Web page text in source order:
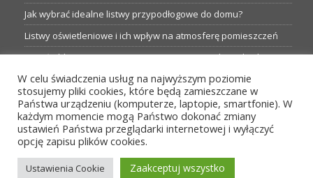
Jak wybrać idealne listwy przypodłogowe do domu?
Listwy oświetleniowe i ich wpływ na atmosferę pomieszczeń
Garaże blaszane: Nieocenione magazyny podczas budowy
Profesjonalne hurtownie dla każdego budowlańca i instalatora
Proste metamorfozy aranżacji w łazience: 5 praktycznych
pomysłów
W celu świadczenia usług na najwyższym poziomie
stosujemy pliki cookies, które będą zamieszczane w
Państwa urządzeniu (komputerze, laptopie, smartfonie). W
każdym momencie mogą Państwo dokonać zmiany
ustawień Państwa przeglądarki internetowej i wyłączyć
opcję zapisu plików cookies.
Ustawienia Cookie Zaakceptuj wszystko